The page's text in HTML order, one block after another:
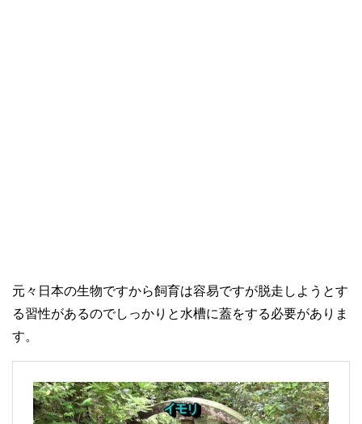
元々日本の生物ですから飼育は容易ですが脱走しようとす
る習性があるのでしっかりと水槽に蓋をする必要がありま
す。